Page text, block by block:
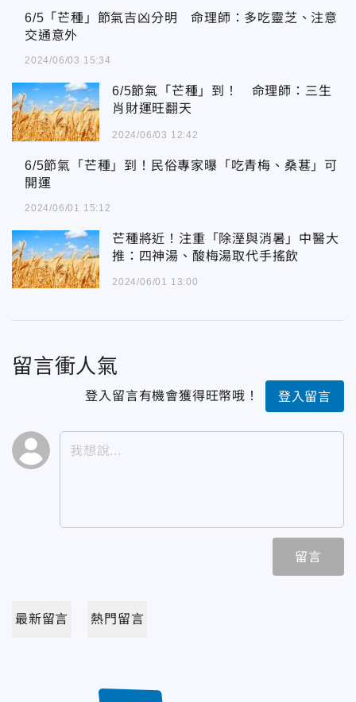
6/5「芒種」節氣吉凶分明 命理師：多吃靈芝、注意
交通意外
2024/06/03 15:34
6/5節氣「芒種」到！ 命理師：三生
肖財運旺翻天
2024/06/03 12:42
6/5節氣「芒種」到！民俗專家曝「吃青梅、桑葚」可
開運
2024/06/01 15:12
芒種將近！注重「除溼與消暑」中醫大
推：四神湯、酸梅湯取代手搖飲
2024/06/01 13:00
留言衝人氣
登入留言有機會獲得旺幣哦！ 登入留言
留言
最新留言 熱門留言